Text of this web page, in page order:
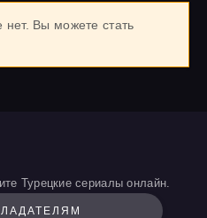
Вы можете стать
Турецкие сериалы онлайн.